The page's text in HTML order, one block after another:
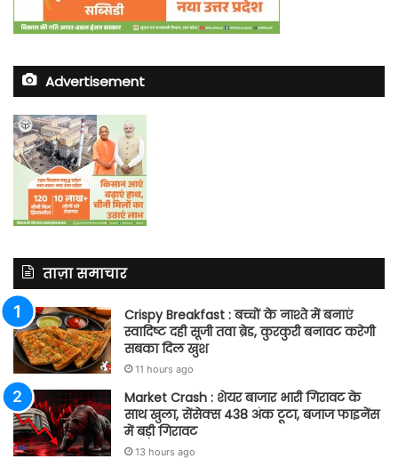
Advertisement
ताज़ा समाचार
Crispy Breakfast : बच्चों के नाश्ते में बनाएं
स्वादिष्ट दही सूजी तवा ब्रेड, कुरकुरी बनावट करेगी
सबका दिल खुश
11 hours ago
Market Crash : शेयर बाजार भारी गिरावट के
साथ खुला, सेंसेक्स 438 अंक टूटा, बजाज फाइनेंस
में बड़ी गिरावट
13 hours ago